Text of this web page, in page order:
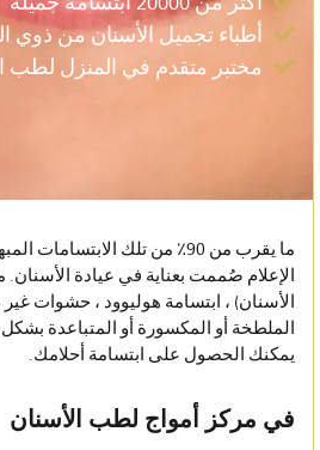
أطباء تجميل الأسنان من ذوي
مختبر متقدم في المنزل لطب
ما يقرب من 90٪ من تلك
الإعلام صُممت بعناية في عيادة
الأسنان) ، ابتسامة هوليوود ، حشوات
الملطخة أو المكسورة أو المتباعدة
يمكنك الحصول على ابتسامة أحلامك.
في مركز أمواج لطب الأسنان